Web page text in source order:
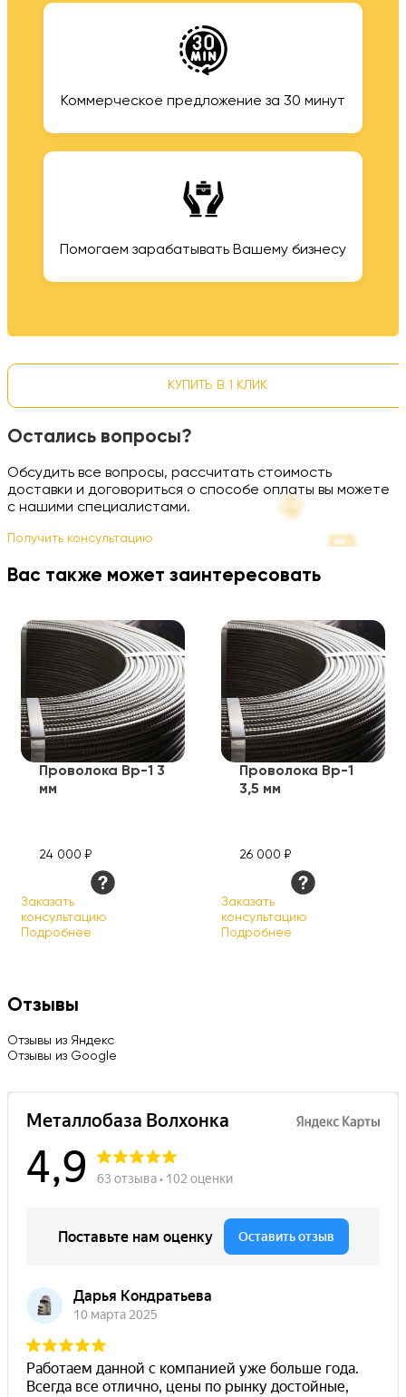
Коммерческое предложение за 30 минут
Помогаем зарабатывать Вашему бизнесу
КУПИТЬ В 1 КЛИК
Остались вопросы?
Обсудить все вопросы, рассчитать стоимость
доставки и договориться о способе оплаты вы можете
с нашими специалистами.
Получить консультацию
Вас также может заинтересовать
Проволока Вр-1 3
мм
24 000 ₽
Заказать
консультацию
Подробнее
Проволока Вр-1
3,5 мм
26 000 ₽
Заказать
консультацию
Подробнее
Отзывы
Отзывы из Яндекс
Отзывы из Google